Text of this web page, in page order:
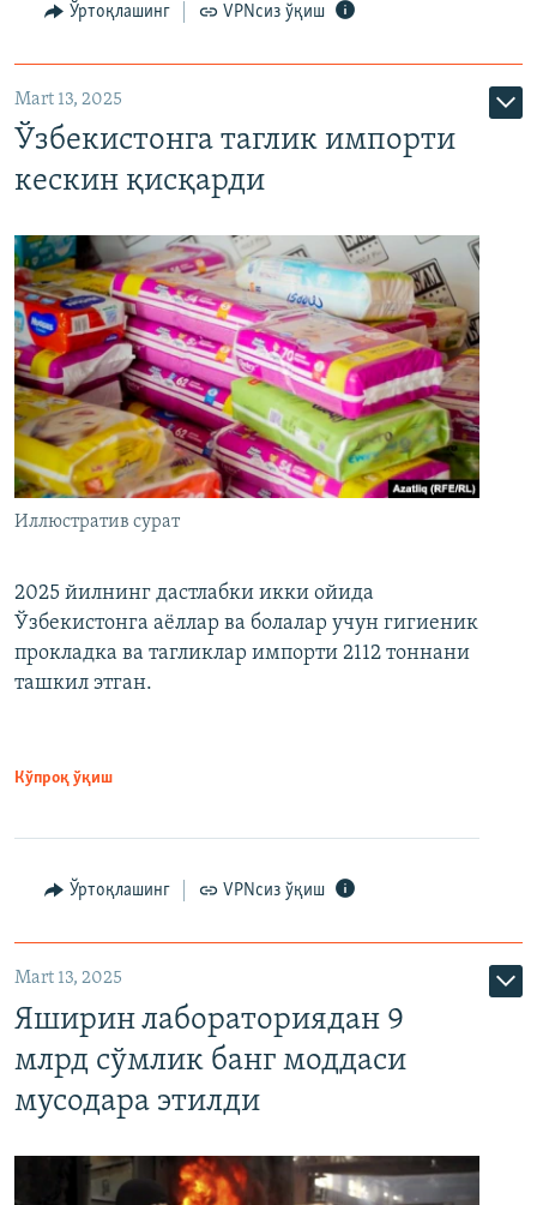
Ўртоқлашинг VPNсиз ўқиш
Mart 13, 2025
Ўзбекистонга таглик импорти
кескин қисқарди
Иллюстратив сурат
2025 йилнинг дастлабки икки ойида
Ўзбекистонга аёллар ва болалар учун гигиеник
прокладка ва тагликлар импорти 2112 тоннани
ташкил этган.
Кўпроқ ўқиш
Ўртоқлашинг VPNсиз ўқиш
Mart 13, 2025
Яширин лабораториядан 9
млрд сўмлик банг моддаси
мусодара этилди